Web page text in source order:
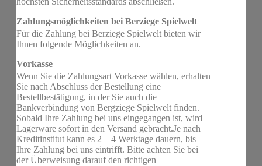
Zahlungsmöglichkeiten bei Berziege Spielwelt
Für die Zahlung bei Berziege Spielwelt bieten wir
Ihnen folgende Möglichkeiten an.
Vorkasse
Wenn Sie die Zahlungsart Vorkasse wählen, erhalten
Sie nach Abschluss der Bestellung eine
Bestellbestätigung, in der Sie auch die
Bankverbindung von Bergziege Spielwelt finden.
Sobald Ihre Zahlung bei uns eingegangen ist, wird
Lagerware sofort in den Versand gebracht.Je nach
Kreditinstitut kann es 2 – 4 Werktage dauern, bis
Ihre Zahlung bei uns eintrifft. Bitte achten Sie bei
der Überweisung darauf den richtigen